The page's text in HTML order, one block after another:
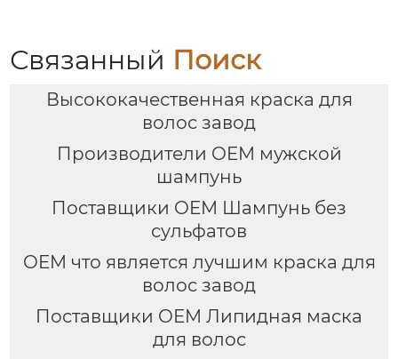
Связанный Поиск
Высококачественная краска для
волос завод
Производители OEM мужской
шампунь
Поставщики OEM Шампунь без
сульфатов
OEM что является лучшим краска для
волос завод
Поставщики OEM Липидная маска
для волос